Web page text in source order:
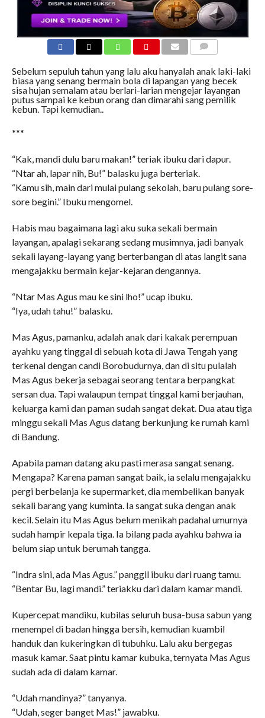
Sebelum sepuluh tahun yang lalu aku hanyalah anak laki-laki
biasa yang senang bermain bola di lapangan yang becek
sisa hujan semalam atau berlari-larian mengejar layangan
putus sampai ke kebun orang dan dimarahi sang pemilik
kebun. Tapi kemudian..
***
“Kak, mandi dulu baru makan!” teriak ibuku dari dapur.
“Ntar ah, lapar nih, Bu!” balasku juga berteriak.
“Kamu sih, main dari mulai pulang sekolah, baru pulang sore-
sore begini.” Ibuku mengomel.
Habis mau bagaimana lagi aku suka sekali bermain
layangan, apalagi sekarang sedang musimnya, jadi banyak
sekali layang-layang yang berterbangan di atas langit sana
mengajakku bermain kejar-kejaran dengannya.
“Ntar Mas Agus mau ke sini lho!” ucap ibuku.
“Iya, udah tahu!” balasku.
Mas Agus, pamanku, adalah anak dari kakak perempuan
ayahku yang tinggal di sebuah kota di Jawa Tengah yang
terkenal dengan candi Borobudurnya, dan di situ pulalah
Mas Agus bekerja sebagai seorang tentara berpangkat
sersan dua. Tapi walaupun tempat tinggal kami berjauhan,
keluarga kami dan paman sudah sangat dekat. Dua atau tiga
minggu sekali Mas Agus datang berkunjung ke rumah kami
di Bandung.
Apabila paman datang aku pasti merasa sangat senang.
Mengapa? Karena paman sangat baik, ia selalu mengajakku
pergi berbelanja ke supermarket, dia membelikan banyak
sekali barang yang kuminta. Ia sangat suka dengan anak
kecil. Selain itu Mas Agus belum menikah padahal umurnya
sudah hampir kepala tiga. Ia bilang pada ayahku bahwa ia
belum siap untuk berumah tangga.
“Indra sini, ada Mas Agus.” panggil ibuku dari ruang tamu.
“Bentar Bu, lagi mandi.” teriakku dari dalam kamar mandi.
Kupercepat mandiku, kubilas seluruh busa-busa sabun yang
menempel di badan hingga bersih, kemudian kuambil
handuk dan kukeringkan di tubuhku. Lalu aku bergegas
masuk kamar. Saat pintu kamar kubuka, ternyata Mas Agus
sudah ada di dalam kamar.
“Udah mandinya?” tanyanya.
“Udah, seger banget Mas!” jawabku.